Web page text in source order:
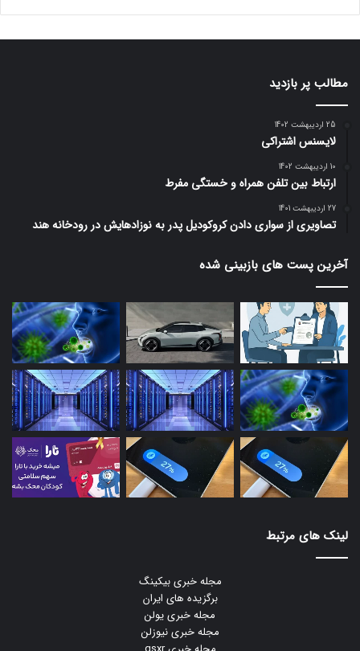
مطالب پر بازدید
25 اردیبهشت 1402
لایسنس اشتراکی
10 اردیبهشت 1402
ارتباط بین تلفن همراه و خستگی مفرط
27 اردیبهشت 1401
تصاویری از سواری دادن کروکودیل پدر به نوزادهایش در رودخانه هند
آخرین پست های بازبینی شده
لینک های مرتبط
مجله خبری بیکینگ
برگزیده های ایران
مجله خبری یولن
مجله خبری نیوزلن